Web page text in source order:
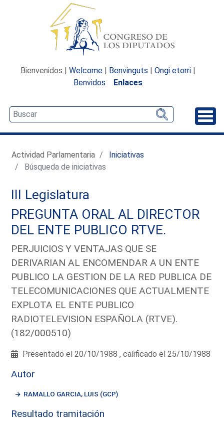
Bienvenidos | Welcome | Benvinguts | Ongi etorri |
Benvidos
Enlaces
Actividad Parlamentaria
Iniciativas
Búsqueda de iniciativas
III Legislatura
PREGUNTA ORAL AL DIRECTOR
DEL ENTE PUBLICO RTVE.
PERJUICIOS Y VENTAJAS QUE SE
DERIVARIAN AL ENCOMENDAR A UN ENTE
PUBLICO LA GESTION DE LA RED PUBLICA DE
TELECOMUNICACIONES QUE ACTUALMENTE
EXPLOTA EL ENTE PUBLICO
RADIOTELEVISION ESPAÑOLA (RTVE).
(182/000510)
Presentado el 20/10/1988 , calificado el 25/10/1988
Autor
RAMALLO GARCIA, LUIS (GCP)
Resultado tramitación